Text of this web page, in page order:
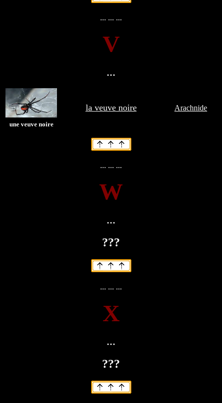
... ... ...
V
...
une veuve noire
la veuve noire Arachnide
... ... ...
W
...
???
... ... ...
X
...
???